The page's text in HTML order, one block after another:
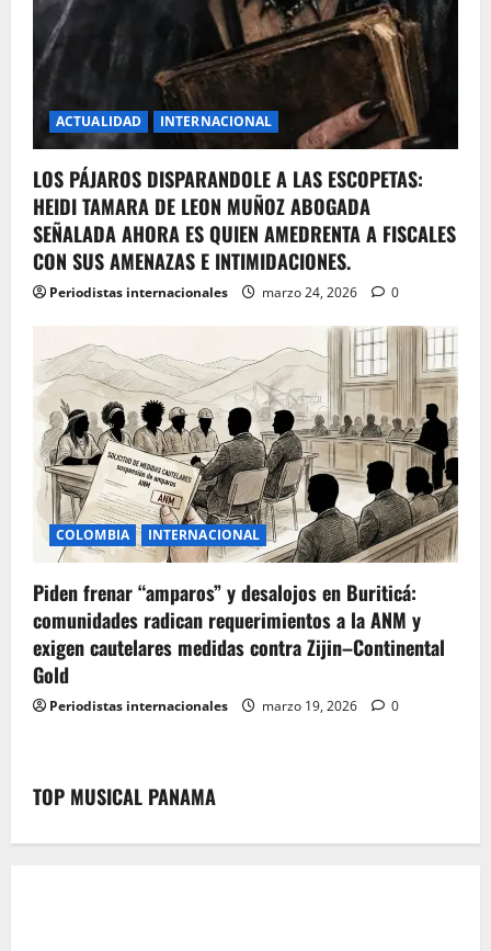
ACTUALIDAD INTERNACIONAL
LOS PÁJAROS DISPARANDOLE A LAS ESCOPETAS:
HEIDI TAMARA DE LEON MUÑOZ ABOGADA
SEÑALADA AHORA ES QUIEN AMEDRENTA A FISCALES
CON SUS AMENAZAS E INTIMIDACIONES.
Periodistas internacionales marzo 24, 2026 0
COLOMBIA INTERNACIONAL
Piden frenar “amparos” y desalojos en Buriticá:
comunidades radican requerimientos a la ANM y
exigen cautelares medidas contra Zijin–Continental
Gold
Periodistas internacionales marzo 19, 2026 0
TOP MUSICAL PANAMA